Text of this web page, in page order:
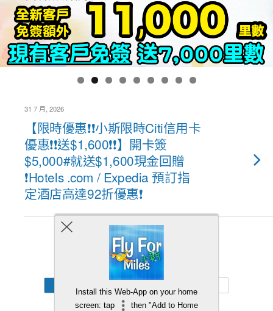
31 7 月, 2026
【限時優惠❗❗小斯限時Citi信用卡
優惠❗❗送$1,600❗❗】開卡簽
$5,000#就送$1,600現金回贈
❗Hotels .com / Expedia 預訂指
定酒店高達92折優惠❗
Back to top
Install this Web-App on your home
screen: tap
then "Add to Home